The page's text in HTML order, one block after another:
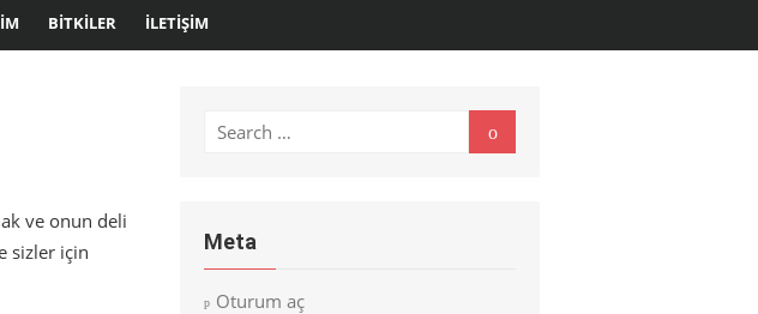
BITKILER İLETIŞIM
ve onun deli
sizler için
Search
Search
Meta
Oturum aç